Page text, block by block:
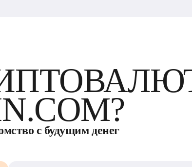
с будущим денег